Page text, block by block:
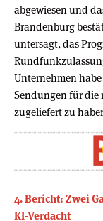
abgewiesen und
Brandenburg
untersagt, das
Unternehmen
Sendungen für die
zugeliefert zu
4. Bericht: Zwei
KI-Verdacht